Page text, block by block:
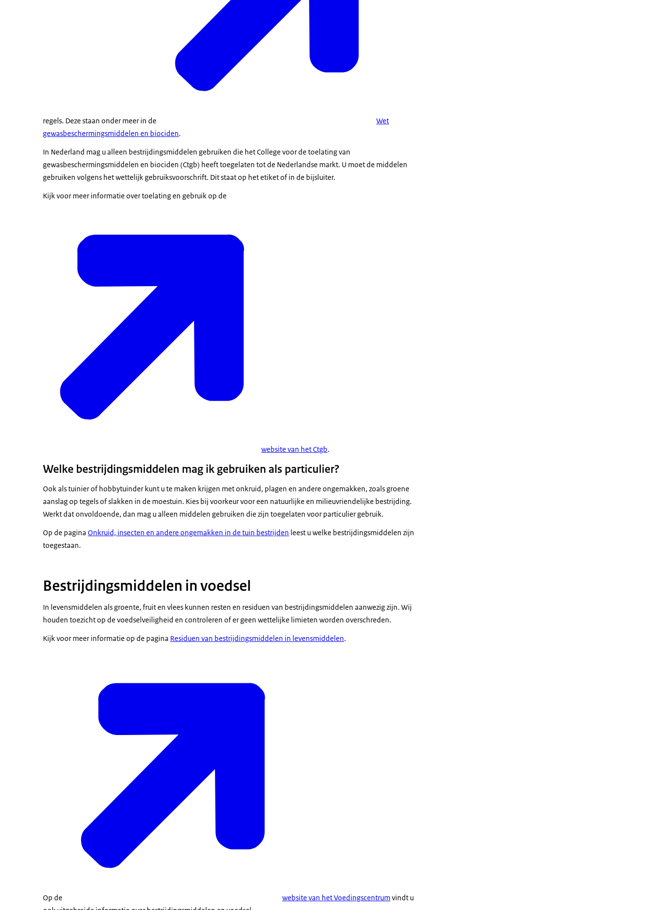
regels. Deze staan onder meer in de
Wet
gewasbeschermingsmiddelen en biociden.
In Nederland mag u alleen bestrijdingsmiddelen gebruiken die het College voor de toelating van
gewasbeschermingsmiddelen en biociden (Ctgb) heeft toegelaten tot de Nederlandse markt. U moet de middelen
gebruiken volgens het wettelijk gebruiksvoorschrift. Dit staat op het etiket of in de bijsluiter.
Kijk voor meer informatie over toelating en gebruik op de
website van het Ctgb.
Welke bestrijdingsmiddelen mag ik gebruiken als particulier?
Ook als tuinier of hobbytuinder kunt u te maken krijgen met onkruid, plagen en andere ongemakken, zoals groene
aanslag op tegels of slakken in de moestuin. Kies bij voorkeur voor een natuurlijke en milieuvriendelijke bestrijding.
Werkt dat onvoldoende, dan mag u alleen middelen gebruiken die zijn toegelaten voor particulier gebruik.
Op de pagina Onkruid, insecten en andere ongemakken in de tuin bestrijden leest u welke bestrijdingsmiddelen zijn
toegestaan.
Bestrijdingsmiddelen in voedsel
In levensmiddelen als groente, fruit en vlees kunnen resten en residuen van bestrijdingsmiddelen aanwezig zijn. Wij
houden toezicht op de voedselveiligheid en controleren of er geen wettelijke limieten worden overschreden.
Kijk voor meer informatie op de pagina Residuen van bestrijdingsmiddelen in levensmiddelen.
Op de website van het Voedingscentrum vindt u